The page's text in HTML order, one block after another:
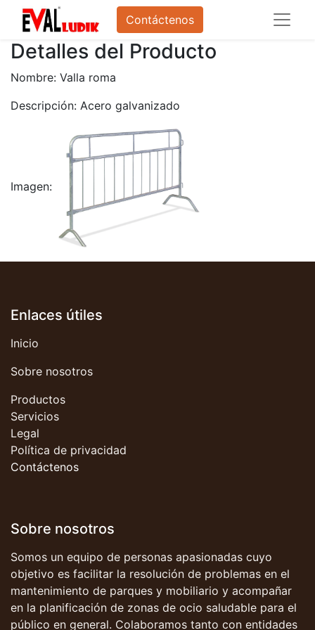
Contáctenos
Detalles del Producto
Nombre: Valla roma
Descripción: Acero galvanizado
Imagen:
Enlaces útiles
Inicio
Sobre nosotros
Productos
Servicios
Legal
Política de privacidad
Contáctenos
Sobre nosotros
Somos un equipo de personas apasionadas cuyo
objetivo es facilitar la resolución de problemas en el
mantenimiento de parques y mobiliario y acompañar
en la planificación de zonas de ocio saludable para el
público en general. Colaboramos tanto con entidades